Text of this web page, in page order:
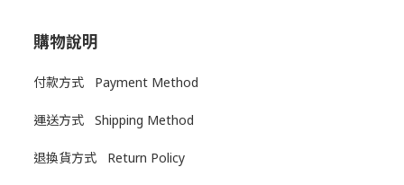
購物說明
付款方式 Payment Method
運送方式 Shipping Method
退換貨方式 Return Policy